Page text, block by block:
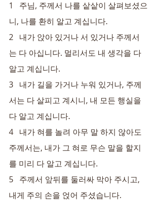
1   주님, 주께서 나를 샅샅이 살펴보셨으
니, 나를 환히 알고 계십니다.
2   내가 앉아 있거나 서 있거나 주께서
는 다 아십니다. 멀리서도 내 생각을 다
알고 계십니다.
3   내가 길을 가거나 누워 있거나, 주께
서는 다 살피고 계시니, 내 모든 행실을
다 알고 계십니다.
4   내가 혀를 놀려 아무 말 하지 않아도
주께서는, 내가 그 혀로 무슨 말을 할지
를 미리 다 알고 계십니다.
5   주께서 앞뒤를 둘러싸 막아 주시고,
내게 주의 손을 얹어 주셨습니다.